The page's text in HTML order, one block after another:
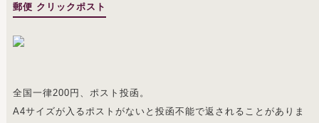
郵便 クリックポスト
全国一律200円、ポスト投函。
A4サイズが入るポストがないと投函不能で返されることがありま